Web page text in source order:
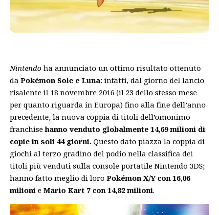
Nintendo ha annunciato un ottimo risultato ottenuto
da Pokémon Sole e Luna: infatti, dal giorno del lancio
risalente il 18 novembre 2016 (il 23 dello stesso mese
per quanto riguarda in Europa) fino alla fine dell’anno
precedente, la nuova coppia di titoli dell’omonimo
franchisehanno venduto globalmente 14,69 milioni di
copie in soli 44 giorni. Questo dato piazza la coppia di
giochi al terzo gradino del podio nella classifica dei
titoli più venduti sulla console portatile Nintendo 3DS;
hanno fatto meglio di loro Pokémon X/Y con 16,06
milioni e Mario Kart 7 con 14,82 milioni.